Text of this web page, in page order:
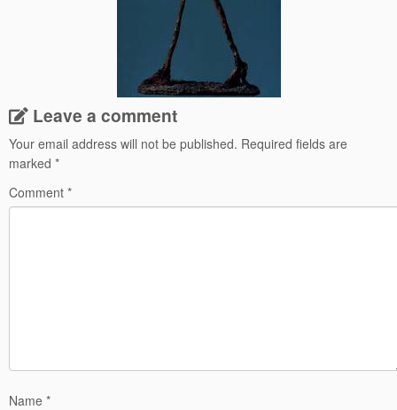
Leave a comment
Your email address will not be published. Required fields are
marked *
Comment *
Name *